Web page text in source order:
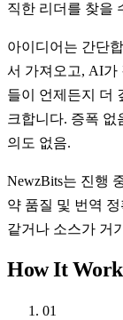
직한 리더를 찾을
아이디어는 간단
서 가져오고, AI가
들이 언제든지 더
크합니다. 증폭 없
의도 없음.
NewzBits는 진행
약 품질 및 번역
같거나 소스가 거
How It
01